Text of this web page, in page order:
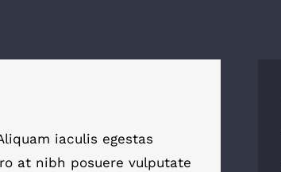
iaculis egestas
at nibh posuere vulputate